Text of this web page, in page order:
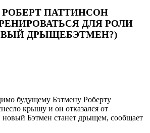
ПАТТИНСОН
ДЛЯ РОЛИ
ДРЫЩЕБЭТМЕН?)
будущему Бэтмену Роберту
крышу и он отказался от
новый Бэтмен станет дрыщем, сообщает